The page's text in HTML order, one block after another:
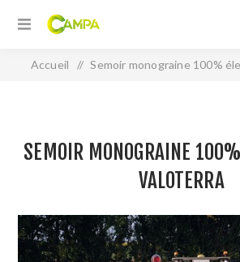
Accueil / Semoir monograine 100%
SEMOIR MONOGRAINE
VALOTERRA